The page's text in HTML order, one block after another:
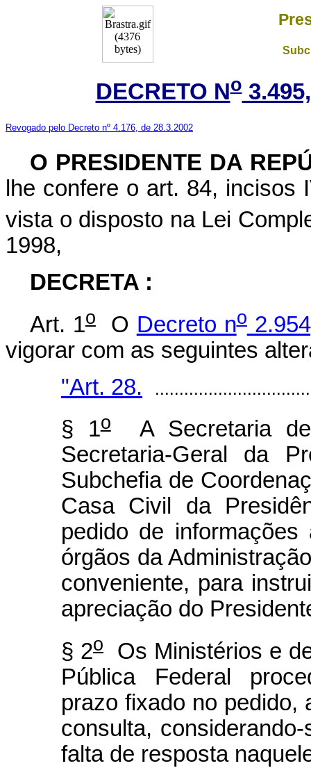
DECRETO No
Revogado pelo Decreto nº 4.176, de 28.3.2002
O PRESIDENTE DA
lhe confere o art. 84,
vista o disposto na Lei
1998,
DECRETA :
Art. 1oO Decreto no
vigorar com as seguintes
"Art. 28.
§ 1oA Secretaria de
Secretaria-Geral da
Subchefia de
Casa Civil da
pedido de
órgãos da
conveniente, para
apreciação do
§ 2o
Os Ministérios e
Pública Federal
prazo fixado no pedido,
consulta,
falta de resposta